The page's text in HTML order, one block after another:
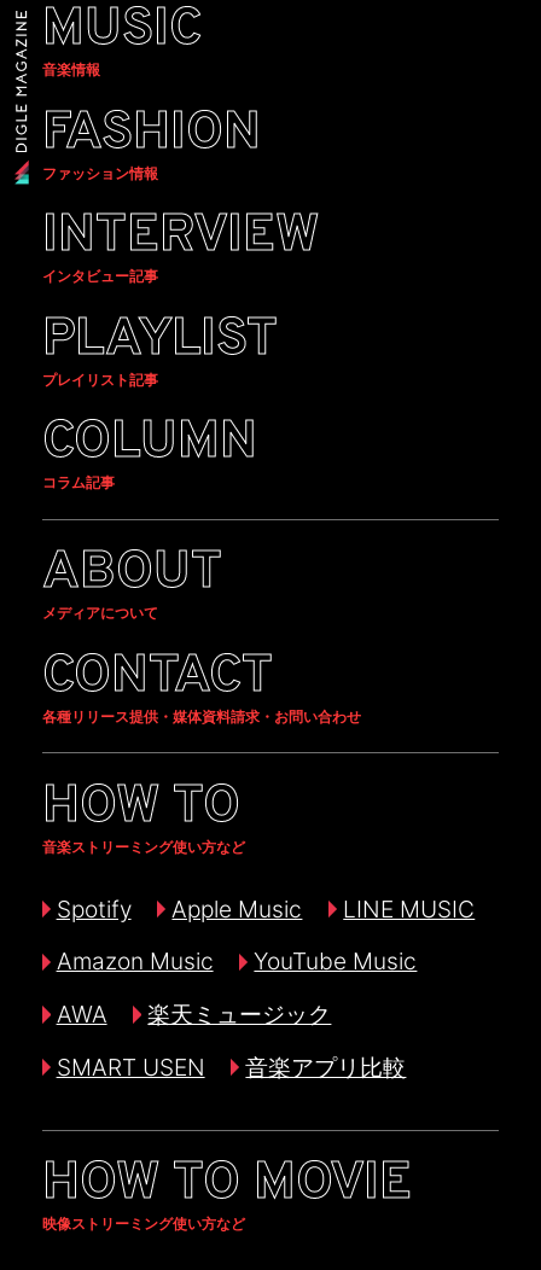
MUSIC
音楽情報
FASHION
ファッション情報
INTERVIEW
インタビュー記事
PLAYLIST
プレイリスト記事
COLUMN
コラム記事
ABOUT
メディアについて
CONTACT
各種リリース提供・媒体資料請求・お問い合わせ
HOW TO
音楽ストリーミング使い方など
Spotify Apple Music
LINE MUSIC
Amazon Music
YouTube Music
AWA
楽天ミュージック
SMART USEN
音楽アプリ比較
HOW TO MOVIE
映像ストリーミング使い方など